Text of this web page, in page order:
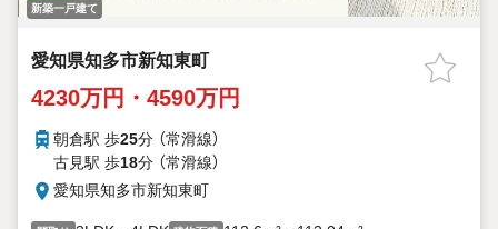
新築一戸建て
愛知県知多市新知東町
4230万円・4590万円
朝倉駅 歩25分 （常滑線）
古見駅 歩18分 （常滑線）
愛知県知多市新知東町